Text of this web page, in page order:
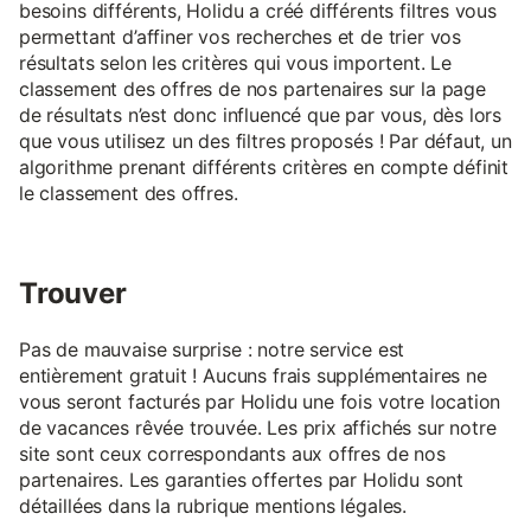
besoins différents, Holidu a créé différents filtres vous
permettant d’affiner vos recherches et de trier vos
résultats selon les critères qui vous importent. Le
classement des offres de nos partenaires sur la page
de résultats n’est donc influencé que par vous, dès lors
que vous utilisez un des filtres proposés ! Par défaut, un
algorithme prenant différents critères en compte définit
le classement des offres.
Trouver
Pas de mauvaise surprise : notre service est
entièrement gratuit ! Aucuns frais supplémentaires ne
vous seront facturés par Holidu une fois votre location
de vacances rêvée trouvée. Les prix affichés sur notre
site sont ceux correspondants aux offres de nos
partenaires. Les garanties offertes par Holidu sont
détaillées dans la rubrique mentions légales.